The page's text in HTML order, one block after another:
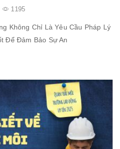
1195
Không Chỉ Là Yêu Cầu Pháp Lý
Để Đảm Bảo Sự An